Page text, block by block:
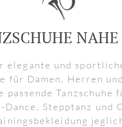
NAHE
und
für Damen, Herren
passende
Stepptanz und